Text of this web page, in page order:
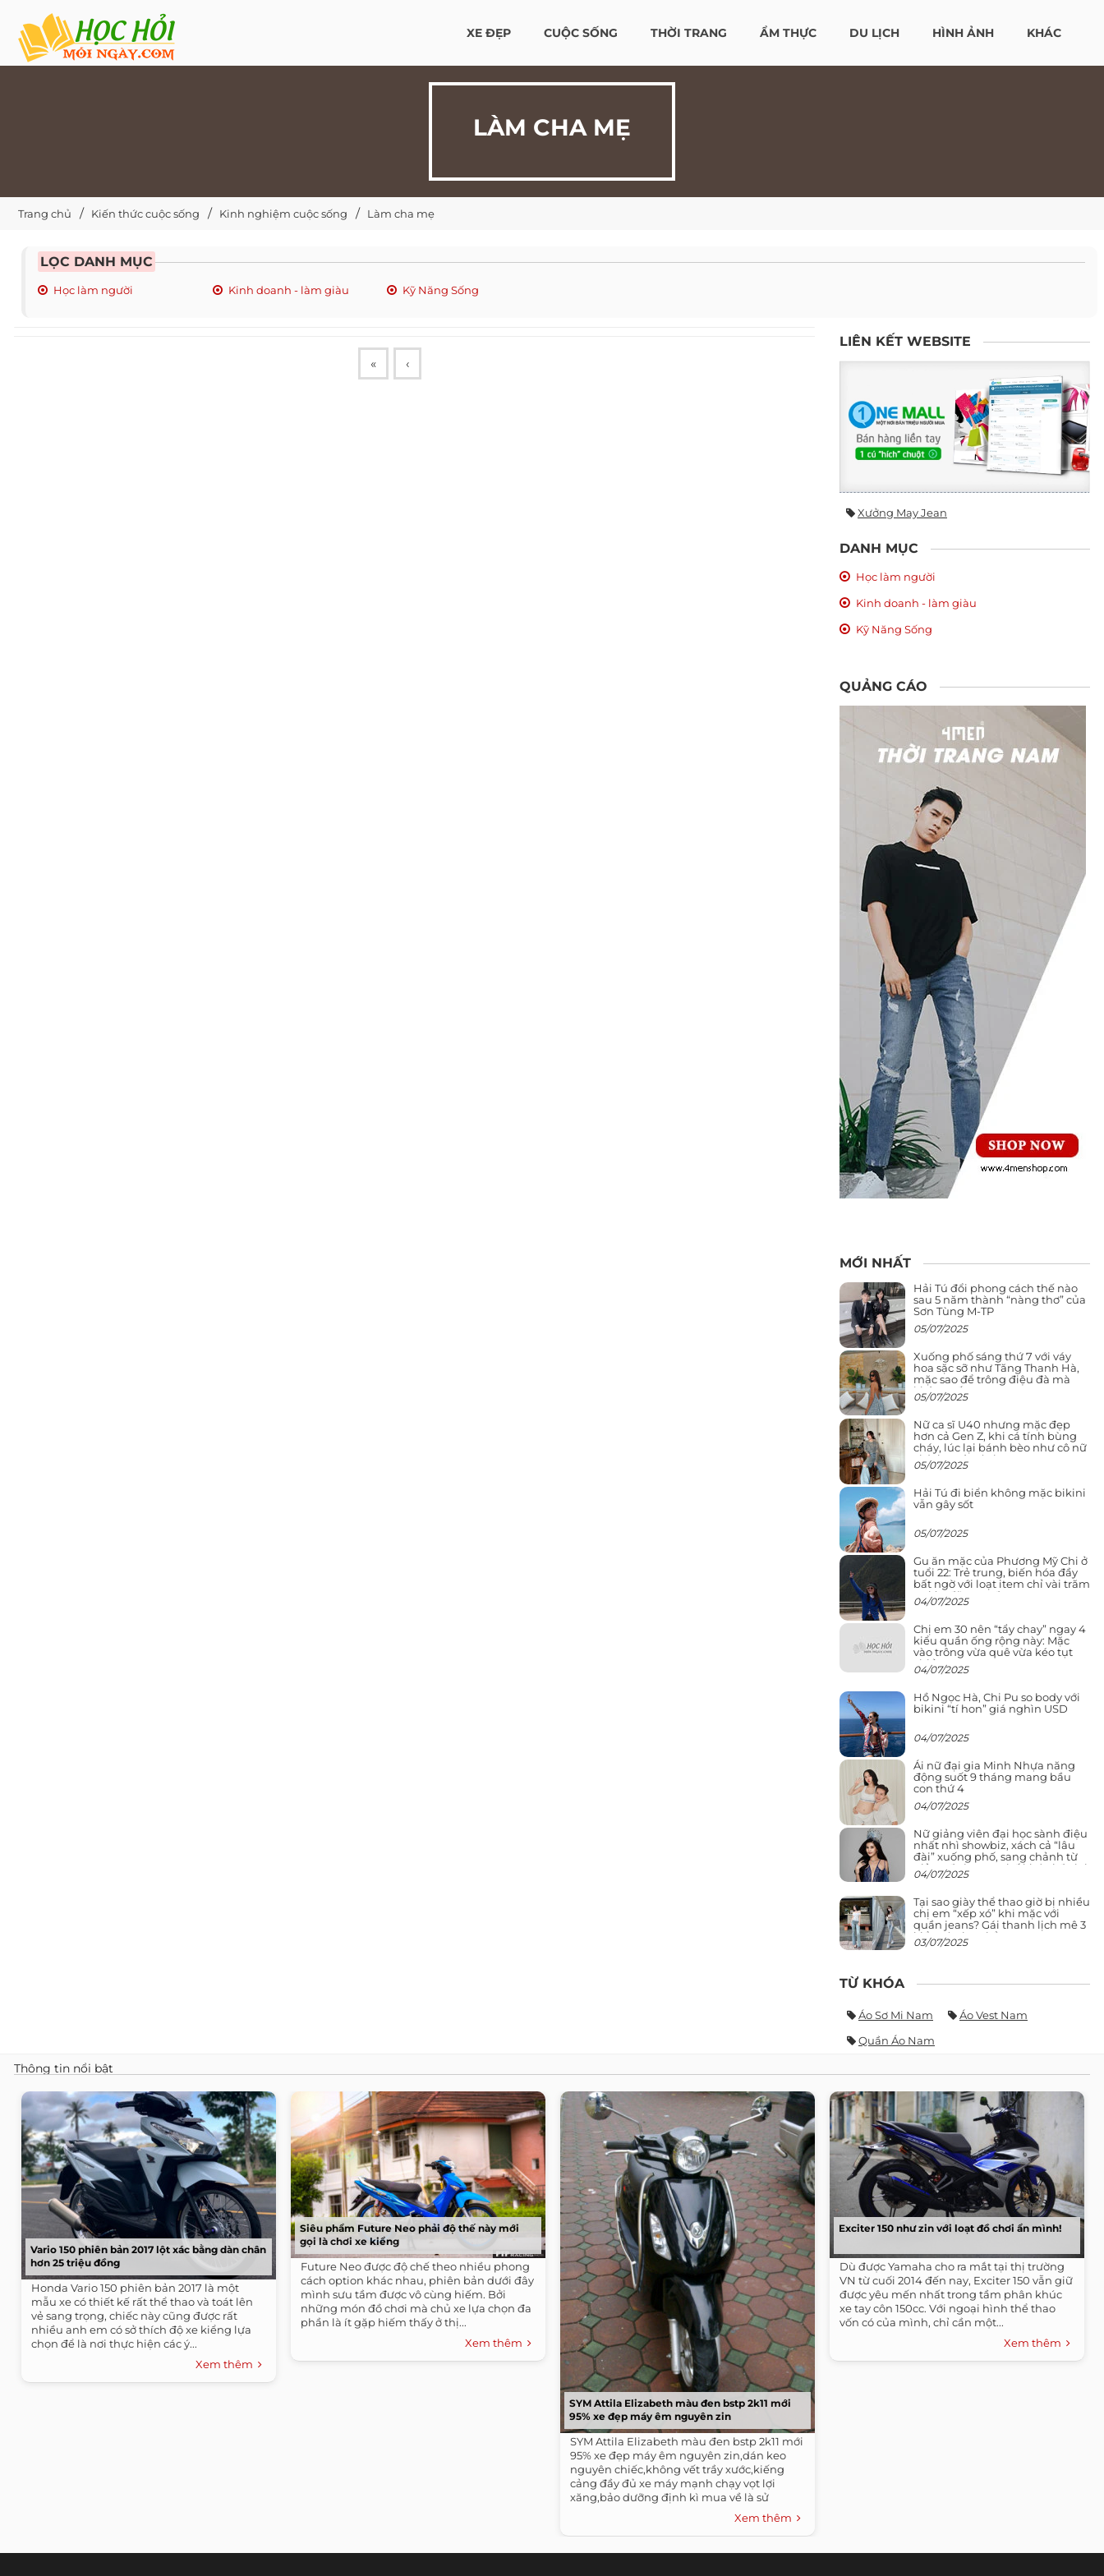
XE ĐẸP CUỘC SỐNG THỜI TRANG ẨM THỰC DU LỊCH HÌNH ẢNH KHÁC
LÀM CHA MẸ
Trang chủ Kiến thức cuộc sống Kinh nghiệm cuộc sống Làm cha mẹ
LỌC DANH MỤC
Học làm người Kinh doanh - làm giàu Kỹ Năng Sống
« ‹
LIÊN KẾT WEBSITE
Xưởng May Jean
DANH MỤC
Học làm người
Kinh doanh - làm giàu
Kỹ Năng Sống
QUẢNG CÁO
MỚI NHẤT
Hải Tú đổi phong cách thế nào
sau 5 năm thành “nàng thơ” của
Sơn Tùng M-TP
05/07/2025
Xuống phố sáng thứ 7 với váy
hoa sặc sỡ như Tăng Thanh Hà,
mặc sao để trông điệu đà mà
không sến
05/07/2025
Nữ ca sĩ U40 nhưng mặc đẹp
hơn cả Gen Z, khi cá tính bùng
cháy, lúc lại bánh bèo như cô nữ
chính ngôn tình
05/07/2025
Hải Tú đi biển không mặc bikini
vẫn gây sốt
05/07/2025
Gu ăn mặc của Phương Mỹ Chi ở
tuổi 22: Trẻ trung, biến hóa đầy
bất ngờ với loạt item chỉ vài trăm
nghìn đã mua được
04/07/2025
Chị em 30 nên “tẩy chay” ngay 4
kiểu quần ống rộng này: Mặc
vào trông vừa quê vừa kéo tụt
chiều cao
04/07/2025
Hồ Ngọc Hà, Chi Pu so body với
bikini “tí hon” giá nghìn USD
04/07/2025
Ái nữ đại gia Minh Nhựa năng
động suốt 9 tháng mang bầu
con thứ 4
04/07/2025
Nữ giảng viên đại học sành điệu
nhất nhì showbiz, xách cả “lâu
đài” xuống phố, sang chảnh từ
giảng đường ra phố khó ai đọ lại
04/07/2025
Tại sao giày thể thao giờ bị nhiều
chị em “xếp xó” khi mặc với
quần jeans? Gái thanh lịch mê 3
kiểu này hơn hẳn
03/07/2025
TỪ KHÓA
Áo Sơ Mi Nam
Áo Vest Nam
Quần Áo Nam
Thông tin nổi bật
Vario 150 phiên bản 2017 lột xác bằng dàn chân
hơn 25 triệu đồng
Honda Vario 150 phiên bản 2017 là một
mẫu xe có thiết kế rất thể thao và toát lên
vẻ sang trọng, chiếc này cũng được rất
nhiều anh em có sở thích độ xe kiểng lựa
chọn để là nơi thực hiện các ý...
Xem thêm
Siêu phẩm Future Neo phải độ thế này mới
gọi là chơi xe kiểng
Future Neo được độ chế theo nhiều phong
cách option khác nhau, phiên bản dưới đây
mình sưu tầm được vô cùng hiếm. Bởi
những món đồ chơi mà chủ xe lựa chọn đa
phần là ít gặp hiếm thấy ở thị...
Xem thêm
SYM Attila Elizabeth màu đen bstp 2k11 mới
95% xe đẹp máy êm nguyên zin
SYM Attila Elizabeth màu đen bstp 2k11 mới
95% xe đẹp máy êm nguyên zin,dán keo
nguyên chiếc,không vết trầy xước,kiếng
cảng đầy đủ xe máy mạnh chạy vọt lợi
xăng,bảo dưỡng định kì mua về là sử
Xem thêm
Exciter 150 như zin với loạt đồ chơi ẩn mình!
Dù được Yamaha cho ra mắt tại thị trường
VN từ cuối 2014 đến nay, Exciter 150 vẫn giữ
được yêu mến nhất trong tầm phân khúc
xe tay côn 150cc. Với ngoại hình thể thao
vốn có của mình, chỉ cần một...
Xem thêm